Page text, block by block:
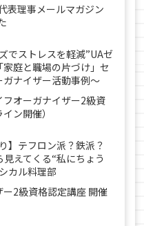
表理事メールマガジン
でストレスを軽減”UAゼ
庭と職場の片づけ」セ
ナイザー活動事例〜
フオーガナイザー2級資
ン開催）
】テフロン派？鉄派？
えてくる“私にちょう
カル料理部
2級資格認定講座 開催